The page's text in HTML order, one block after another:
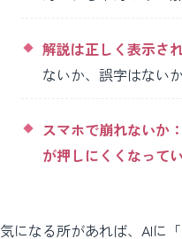
解説は正しく表示さ
ないか、誤字はない
スマホで崩れないか
が押しにくくなって
気になる所があれば、AIに